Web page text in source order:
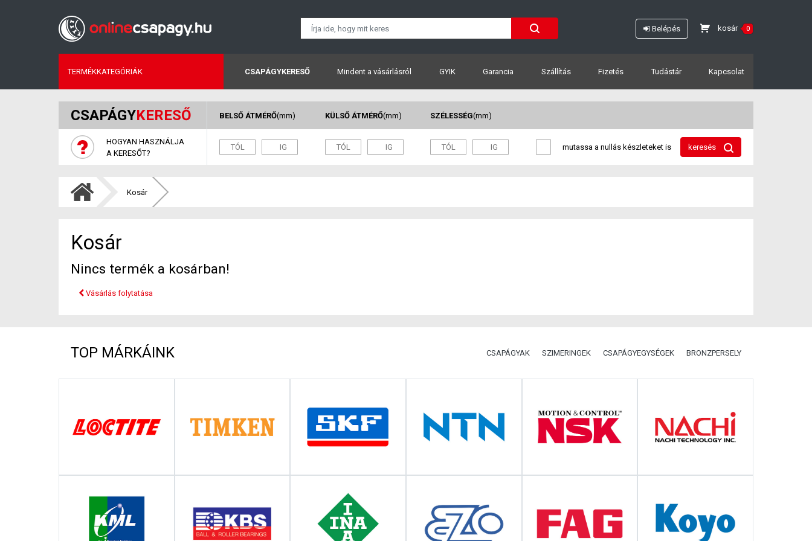
Belépés kosár 0
TERMÉKKATEGÓRIÁK CSAPÁGYKERESŐ Mindent a vásárlásról GYIK Garancia Szállítás Fizetés Tudástár Kapcsolat
CSAPÁGYKERESŐ
HOGYAN HASZNÁLJA
A KERESŐT?
BELSŐ ÁTMÉRŐ(mm) KÜLSŐ ÁTMÉRŐ(mm) SZÉLESSÉG(mm)
mutassa a nullás készleteket is keresés
Kosár
Kosár
Nincs termék a kosárban!
Vásárlás folytatása
TOP MÁRKÁINK CSAPÁGYAK SZIMERINGEK CSAPÁGYEGYSÉGEK BRONZPERSELY